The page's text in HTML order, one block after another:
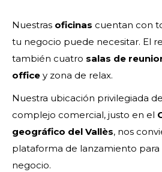
Nuestras oficinas cuentan con
tu negocio puede necesitar. El
también cuatro salas de
office y zona de relax.
Nuestra ubicación privilegiada
complejo comercial, justo en el
geográfico del Vallès, nos
plataforma de lanzamiento
negocio.